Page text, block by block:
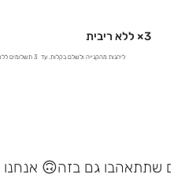
3× ללא ריבית
ליהנות מהקנייה ולשלם בקלות. עד 3 תשלומים ללא ריבית להזמנות מעל 400 ש"ח.
אנחנו בטוחים שתתאהבו גם בזה 🙃